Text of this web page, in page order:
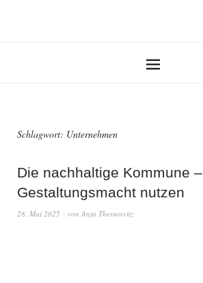
Schlagwort: Unternehmen
Die nachhaltige Kommune –
Gestaltungsmacht nutzen
28. Mai 2025 von Anja Thessenvitz